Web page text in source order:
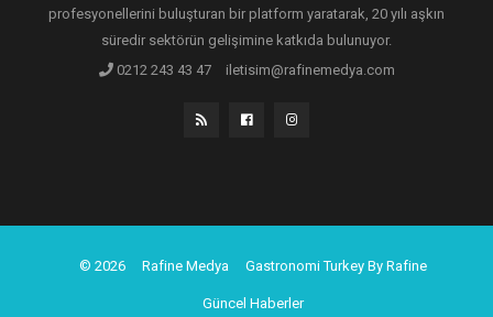
profesyonellerini buluşturan bir platform yaratarak, 20 yılı aşkın
süredir sektörün gelişimine katkıda bulunuyor.
0212 243 43 47
iletisim@rafinemedya.com
© 2026 Rafine Medya Gastronomi Turkey By Rafine
Güncel Haberler